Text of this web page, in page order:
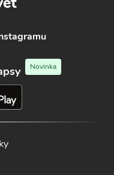
Novinka